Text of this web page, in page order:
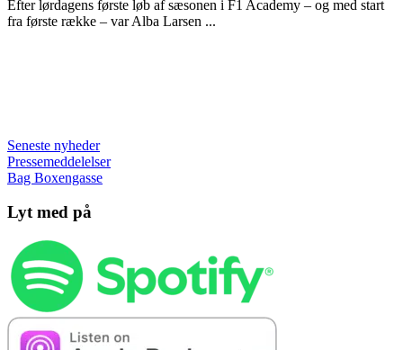
Efter lørdagens første løb af sæsonen i F1 Academy – og med start
fra første række – var Alba Larsen ...
Seneste nyheder
Pressemeddelelser
Bag Boxengasse
Lyt med på